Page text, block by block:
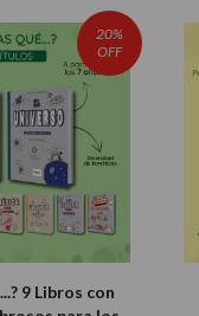
20%
OFF
9 Libros con